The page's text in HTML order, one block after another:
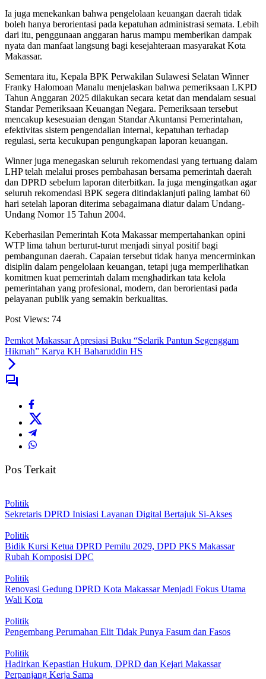
Ia juga menekankan bahwa pengelolaan keuangan daerah tidak
boleh hanya berorientasi pada kepatuhan administrasi semata. Lebih
dari itu, penggunaan anggaran harus mampu memberikan dampak
nyata dan manfaat langsung bagi kesejahteraan masyarakat Kota
Makassar.
Sementara itu, Kepala BPK Perwakilan Sulawesi Selatan Winner
Franky Halomoan Manalu menjelaskan bahwa pemeriksaan LKPD
Tahun Anggaran 2025 dilakukan secara ketat dan mendalam sesuai
Standar Pemeriksaan Keuangan Negara. Pemeriksaan tersebut
mencakup kesesuaian dengan Standar Akuntansi Pemerintahan,
efektivitas sistem pengendalian internal, kepatuhan terhadap
regulasi, serta kecukupan pengungkapan laporan keuangan.
Winner juga menegaskan seluruh rekomendasi yang tertuang dalam
LHP telah melalui proses pembahasan bersama pemerintah daerah
dan DPRD sebelum laporan diterbitkan. Ia juga mengingatkan agar
seluruh rekomendasi BPK segera ditindaklanjuti paling lambat 60
hari setelah laporan diterima sebagaimana diatur dalam Undang-
Undang Nomor 15 Tahun 2004.
Keberhasilan Pemerintah Kota Makassar mempertahankan opini
WTP lima tahun berturut-turut menjadi sinyal positif bagi
pembangunan daerah. Capaian tersebut tidak hanya mencerminkan
disiplin dalam pengelolaan keuangan, tetapi juga memperlihatkan
komitmen kuat pemerintah dalam menghadirkan tata kelola
pemerintahan yang profesional, modern, dan berorientasi pada
pelayanan publik yang semakin berkualitas.
Post Views: 74
Pemkot Makassar Apresiasi Buku “Selarik Pantun Segenggam
Hikmah” Karya KH Baharuddin HS
Pos Terkait
Politik
Sekretaris DPRD Inisiasi Layanan Digital Bertajuk Si-Akses
Politik
Bidik Kursi Ketua DPRD Pemilu 2029, DPD PKS Makassar
Rubah Komposisi DPC
Politik
Renovasi Gedung DPRD Kota Makassar Menjadi Fokus Utama
Wali Kota
Politik
Pengembang Perumahan Elit Tidak Punya Fasum dan Fasos
Politik
Hadirkan Kepastian Hukum, DPRD dan Kejari Makassar
Perpanjang Kerja Sama